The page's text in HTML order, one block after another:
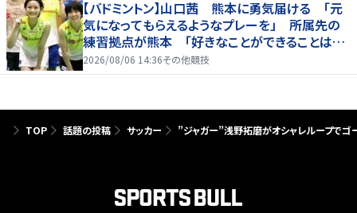
【バドミントン】山口茜 熊本に勇気届ける 「元
気になってもらえるようなプレーを」 所属先の
練習拠点が熊本 「好きなことができることは当
たり前じゃない」
2026/08/06 14:36その他競技
TOP 話題の投稿 サッカー ”ジャガー”浅野拓磨がオシャレループでゴ